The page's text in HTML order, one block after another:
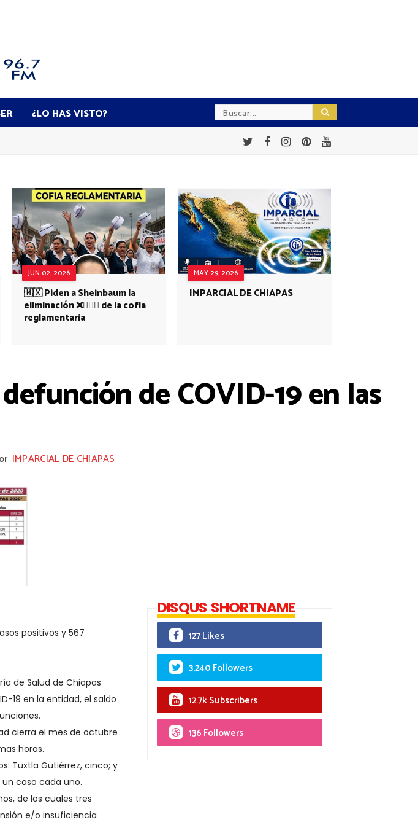
¿LO HAS VISTO?
JUN 02, 2026
🇲🇽 Piden a Sheinbaum la
eliminación ❌👩🏻‍⚕️ de la cofia
reglamentaria
MAY 29, 2026
IMPARCIAL DE CHIAPAS
de COVID-19 en las
IMPARCIAL DE CHIAPAS
positivos y 567
de Salud de Chiapas
19 en la entidad, el saldo
cierra el mes de octubre
horas.
Tuxtla Gutiérrez, cinco; y
un caso cada uno.
de los cuales tres
e/o insuficiencia
DISQUS SHORTNAME
127 Likes
3,240 Followers
12.7k Subscribers
136 Followers